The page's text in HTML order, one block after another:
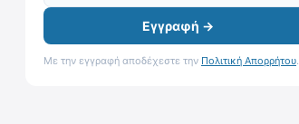
Εγγραφή →
Με την εγγραφή αποδέχεστε την Πολιτική Απορρήτου.